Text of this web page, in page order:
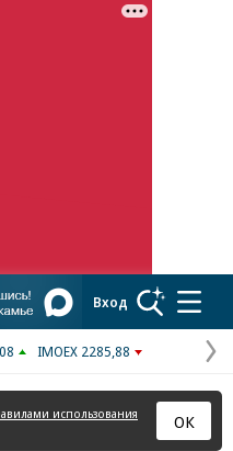
Вход
IMOEX 2285,88
использования
ОК